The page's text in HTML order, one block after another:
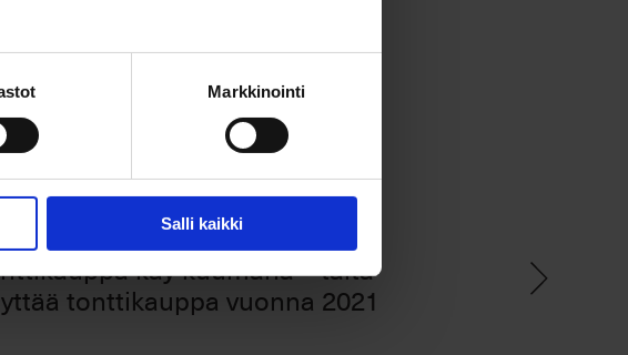
Markkinointi
Salli kaikki
käy kuumana – tältä
tonttikauppa vuonna 2021